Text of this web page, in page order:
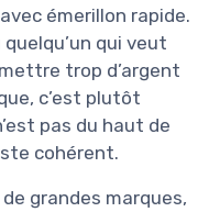
émerillon rapide.
qui veut
trop d’argent
c’est plutôt
pas du haut de
cohérent.
grandes marques,